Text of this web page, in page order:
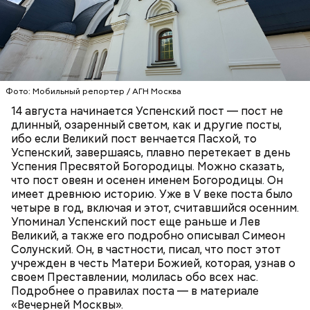
Фото: Мобильный репортер / АГН Москва
14 августа начинается Успенский пост — пост не
длинный, озаренный светом, как и другие посты,
ибо если Великий пост венчается Пасхой, то
Успенский, завершаясь, плавно перетекает в день
Успения Пресвятой Богородицы. Можно сказать,
что пост овеян и осенен именем Богородицы. Он
имеет древнюю историю. Уже в V веке поста было
четыре в год, включая и этот, считавшийся осенним.
Упоминал Успенский пост еще раньше и Лев
Великий, а также его подробно описывал Симеон
Солунский. Он, в частности, писал, что пост этот
учрежден в честь Матери Божией, которая, узнав о
своем Преставлении, молилась обо всех нас.
Подробнее о правилах поста — в материале
«Вечерней Москвы».
13 августа у нас заговенье. Это последний
день перед постом, пока еще можно есть
скоромное — мясо, молоко и рыбу.
Спас Медовый (14 августа), или Спас Мокрый,
поскольку в этот день не только освящают
мед, но и совершают чин водоосвящения —
освящают реки, озера, источники.
19 августа — Яблочный Спас. В церкви
освящают яблоки, виноград и иные плоды.
А вскоре после окончания Успенского поста
наступает Спас Ореховый — 29 августа.
Иначе его называют Хлебным Спасом,
поскольку по времени он совпадает с
окончанием жатвы.
ПРАВОСЛАВИЕ ХРИСТИАНСТВО РЕЛИГИЯ
Мадмартиган, «Уиллоу» (Willow, 1988)
Фото: «Уиллоу» (Willow, 1988)